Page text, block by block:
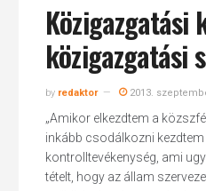
közigazgatási
by redaktor 2013.
„Amikor elkezdtem a
inkább csodálkozni
kontrolltevékenység, ami
tételt, hogy az állam